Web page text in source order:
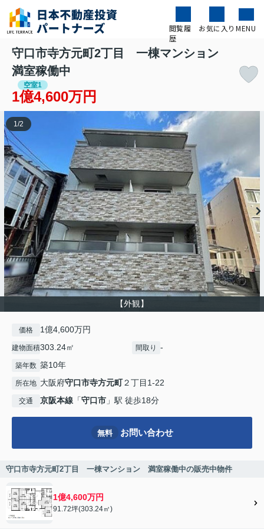
閲覧履
歴
お気に入り MENU
守口市寺方元町2丁目 一棟マンション
満室稼働中
空室1
1億4,600万円
【外観】
1 /2
価格 1億4,600万円
建物面積303.24㎡ 間取り -
築年数 築10年
所在地 大阪府守口市寺方元町２丁目1-22
交通 京阪本線 「守口市 」駅 徒歩18分
無料 お問い合わせ
守口市寺方元町2丁目 一棟マンション 満室稼働中の販売中物件
1億4,600万円
91.72坪(303.24㎡)